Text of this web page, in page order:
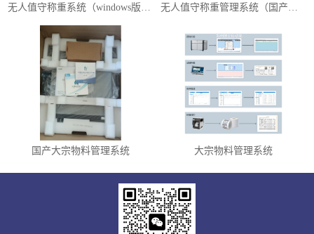
国产大宗物料管理系统 大宗物料管理系统